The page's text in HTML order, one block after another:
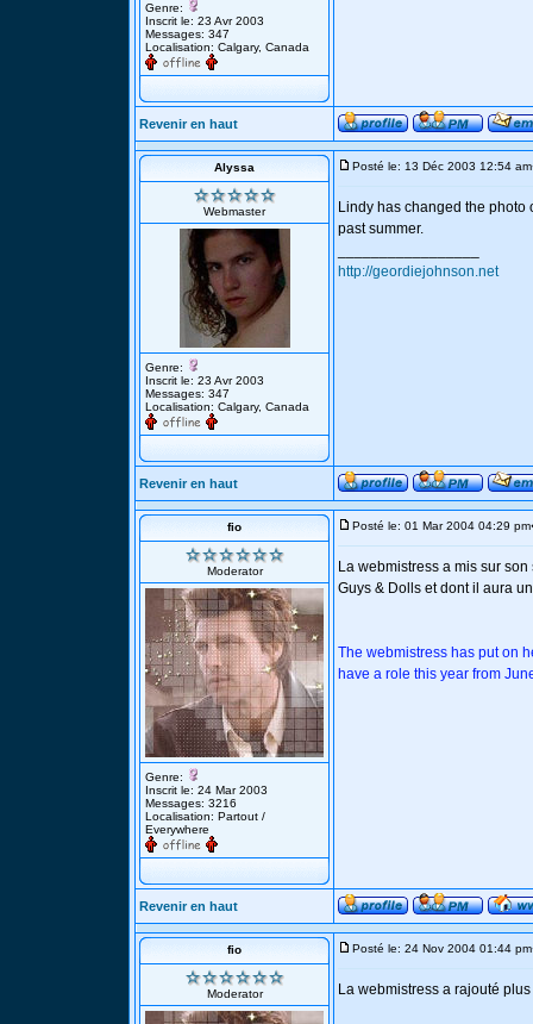
Genre:
Inscrit le: 23 Avr 2003
Messages: 347
Localisation: Calgary, Canada
Revenir en haut
Alyssa
Webmaster
Genre:
Inscrit le: 23 Avr 2003
Messages: 347
Localisation: Calgary, Canada
Posté le: 13 Déc 2003 12:54 am
Lindy has changed the photo
past summer.
http://geordiejohnson.net
Revenir en haut
fio
Moderator
Genre:
Inscrit le: 24 Mar 2003
Messages: 3216
Localisation: Partout /
Everywhere
Posté le: 01 Mar 2004 04:29 pm
La webmistress a mis sur
Guys & Dolls et dont il aura
The webmistress has put on
have a role this year from
Revenir en haut
fio
Moderator
Posté le: 24 Nov 2004 01:44 pm
La webmistress a rajouté